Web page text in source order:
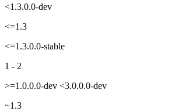
<1.3.0.0-dev
<=1.3
<=1.3.0.0-stable
1 - 2
>=1.0.0.0-dev <3.0.0.0-dev
~1.3